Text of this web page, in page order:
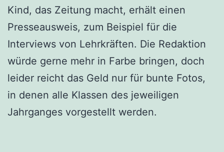
Kind, das Zeitung macht, erhält einen
Presseausweis, zum Beispiel für die
Interviews von Lehrkräften. Die Redaktion
würde gerne mehr in Farbe bringen, doch
leider reicht das Geld nur für bunte Fotos,
in denen alle Klassen des jeweiligen
Jahrganges vorgestellt werden.